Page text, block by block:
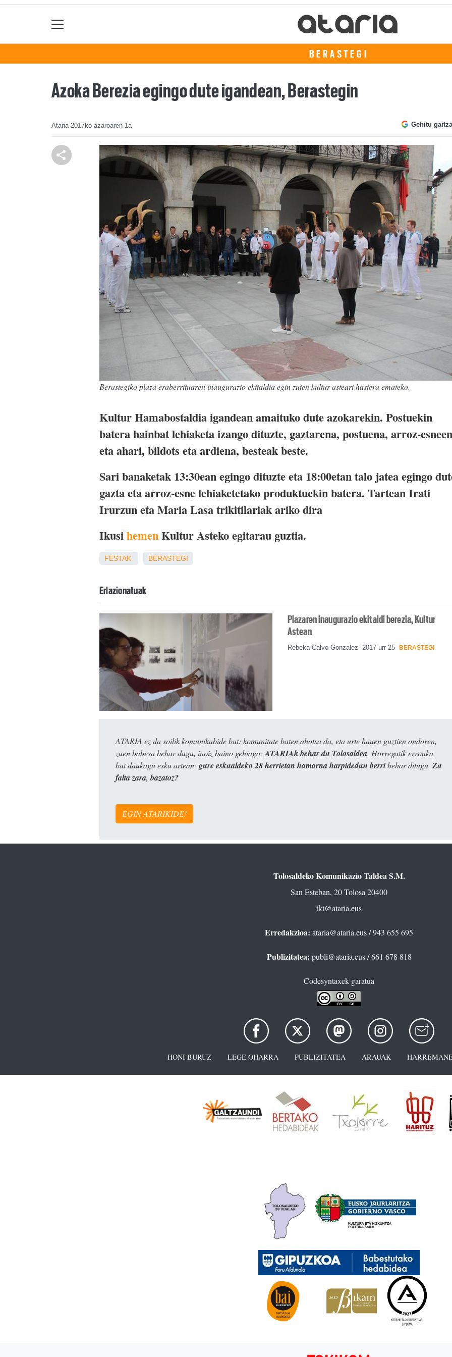
BERASTEGI
Azoka Berezia egingo dute igandean, Berastegin
Ataria 2017ko azaroaren 1a Gehitu
Berastegiko plaza eraberrituaren inaugurazio ekitaldia egin zuten kultur asteari hasiera emateko.
Kultur Hamabostaldia igandean amaituko dute azokarekin. Postuekin
batera hainbat lehiaketa izango dituzte, gaztarena, postuena, arroz-
eta ahari, bildots eta ardiena, besteak beste.
Sari banaketak 13:30ean egingo dituzte eta 18:00etan talo jatea egingo
gazta eta arroz-esne lehiaketetako produktuekin batera. Tartean Irati
Irurzun eta Maria Lasa trikitilariak ariko dira
IkusihemenKultur Asteko egitarau guztia.
FESTAK BERASTEGI
Erlazionatuak
Plazaren inaugurazio ekitaldi berezia, Kultur
Astean
Rebeka Calvo Gonzalez 2017 urr 25 BERASTEGI
ATARIA ez da soilik komunikabide bat: komunitate baten ahotsa da, eta urte hauen guztien ondoren,
zuen babesa behar dugu, inoiz baino gehiago: ATARIAk behar du Tolosaldea. Horregatik erronka
bat daukagu esku artean: gure eskualdeko 28 herrietan hamarna harpidedun berribehar ditugu. Zu
falta zara, bazatoz?
EGIN ATARIKIDE!
Tolosaldeko Komunikazio Taldea S.M.
San Esteban, 20 Tolosa 20400
tkt@ataria.eus
Erredakzioa: ataria@ataria.eus/ 943 655 695
Publizitatea: publi@ataria.eus/ 661 678 818
Codesyntaxek garatua
HONI BURUZ LEGE OHARRA PUBLIZITATEA ARAUAK